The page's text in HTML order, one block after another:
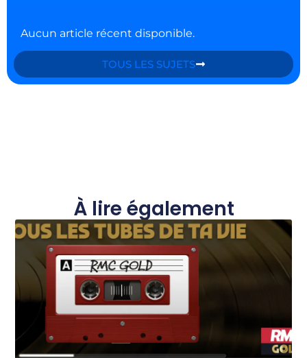
Aucun article récent disponible.
TOUS LES SUJETS
À lire également